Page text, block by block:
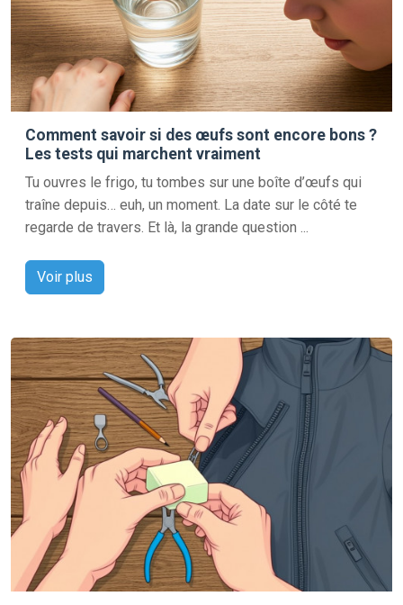
Comment savoir si des œufs sont encore bons ?
Les tests qui marchent vraiment
Tu ouvres le frigo, tu tombes sur une boîte d’œufs qui
traîne depuis… euh, un moment. La date sur le côté te
regarde de travers. Et là, la grande question ...
Voir plus